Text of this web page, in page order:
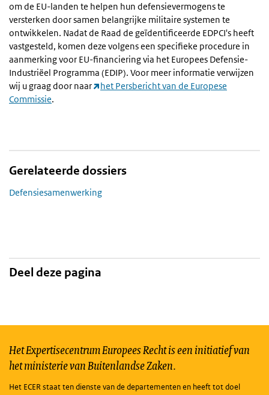
om de EU-landen te helpen hun defensievermogens te
versterken door samen belangrijke militaire systemen te
ontwikkelen. Nadat de Raad de geïdentificeerde EDPCI's heeft
vastgesteld, komen deze volgens een specifieke procedure in
aanmerking voor EU-financiering via het Europees Defensie-
Industriëel Programma (EDIP). Voor meer informatie verwijzen
wij u graag door naar
het Persbericht van de Europese
Commissie.
Gerelateerde dossiers
Defensiesamenwerking
Deel deze pagina
Het Expertisecentrum Europees Recht is een initiatief van
het ministerie van Buitenlandse Zaken.
Het ECER staat ten dienste van de departementen en heeft tot doel